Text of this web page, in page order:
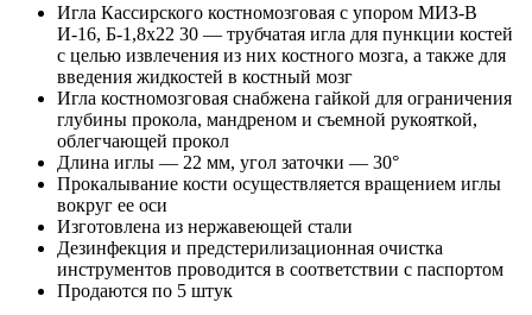
Игла Кассирского костномозговая с упором МИЗ-В
И-16, Б-1,8x22 30 — трубчатая игла для пункции костей
с целью извлечения из них костного мозга, а также для
введения жидкостей в костный мозг
Игла костномозговая снабжена гайкой для ограничения
глубины прокола, мандреном и съемной рукояткой,
облегчающей прокол
Длина иглы — 22 мм, угол заточки — 30°
Прокалывание кости осуществляется вращением иглы
вокруг ее оси
Изготовлена из нержавеющей стали
Дезинфекция и предстерилизационная очистка
инструментов проводится в соответствии с паспортом
Продаются по 5 штук